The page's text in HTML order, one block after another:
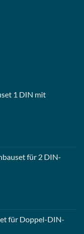
1 DIN mit
für 2 DIN-
für Doppel-DIN-